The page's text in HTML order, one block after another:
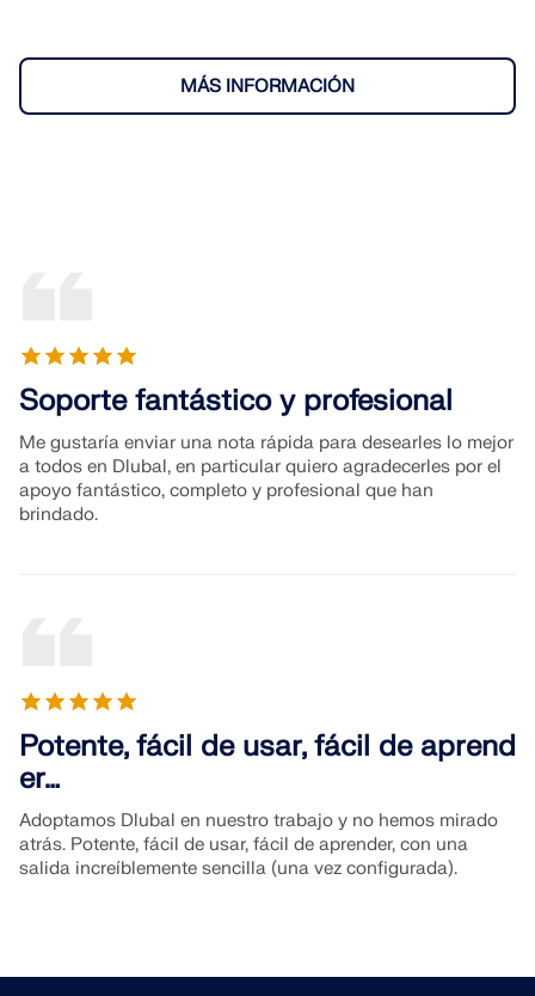
MÁS INFORMACIÓN
Soporte fantástico y profesional
Me gustaría enviar una nota rápida para desearles lo mejor
a todos en Dlubal, en particular quiero agradecerles por el
apoyo fantástico, completo y profesional que han
brindado.
Potente, fácil de usar, fácil de aprend
er…
Adoptamos Dlubal en nuestro trabajo y no hemos mirado
atrás. Potente, fácil de usar, fácil de aprender, con una
salida increíblemente sencilla (una vez configurada).